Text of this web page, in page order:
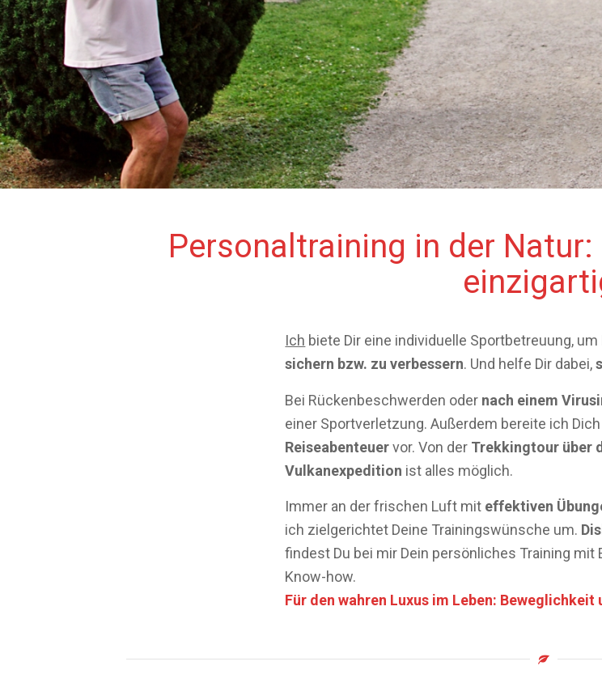
Personaltraining in der
Ich biete Dir eine individuelle Sportbetreuung, um
sichern bzw. zu verbessern. Und helfe Dir dabei,
Bei Rückenbeschwerden oder nach einem
einer Sportverletzung. Außerdem bereite ich
Reiseabenteuervor. Von der Trekkingtour über
Vulkanexpedition ist alles möglich.
Immer an der frischen Luft mit effektiven
ich zielgerichtet Deine Trainingswünsche um.
findest Du bei mir Dein persönliches Training mit
Know-how.
Für den wahren Luxus im Leben: Beweglichkeit